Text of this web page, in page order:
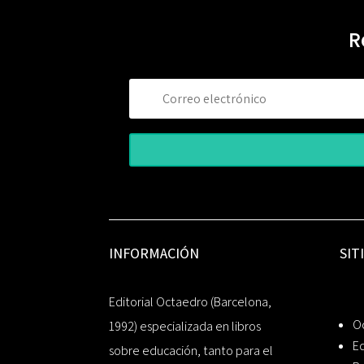
INFORMACIÓN
Editorial Octaedro (Barcelona,
1992) especializada en libros
sobre educación, tanto para el